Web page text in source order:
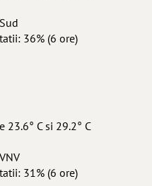
36% (6 ore)
23.6° C si 29.2° C
31% (6 ore)